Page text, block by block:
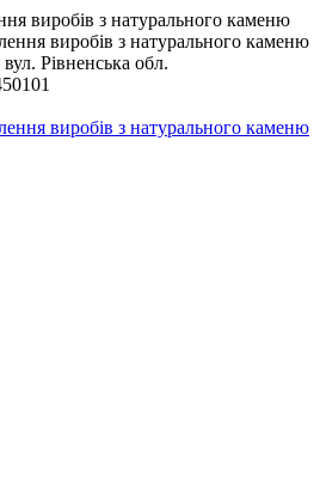
виробів з натурального каменю
Рiвненська обл.